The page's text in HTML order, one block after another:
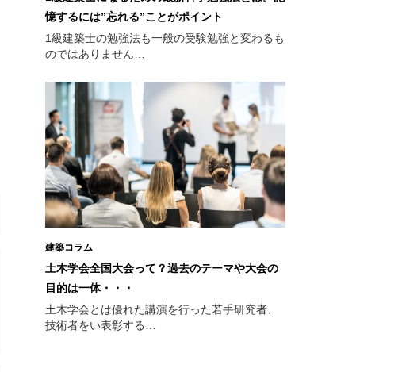
憶するには”忘れる”ことがポイント
1級建築士の勉強法も一般の受験勉強と変わるも
のではありません…
建築コラム
土木学会全国大会って？過去のテーマや大会の
目的は一体・・・
土木学会とは優れた講演を行った若手研究者、
技術者をい表彰する…